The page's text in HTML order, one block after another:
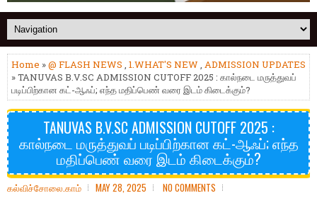
Home »@ FLASH NEWS , 1.WHAT'S NEW , ADMISSION UPDATES
» TANUVAS B.V.SC ADMISSION CUTOFF 2025 : கால்நடை மருத்துவப்
படிப்பிற்கான கட்-ஆஃப்; எந்த மதிப்பெண் வரை இடம் கிடைக்கும்?
TANUVAS B.V.SC ADMISSION CUTOFF 2025 :
கால்நடை மருத்துவப் படிப்பிற்கான கட்-ஆஃப்; எந்த
மதிப்பெண் வரை இடம் கிடைக்கும்?
கல்விச்சோலை.காம் MAY 28, 2025 NO COMMENTS